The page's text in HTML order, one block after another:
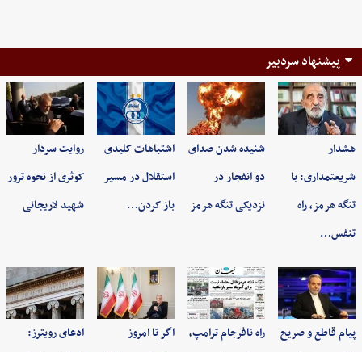
پیشنهاد سردبیر
هشدار
شریعتمداری: با
تنگه هرمز، راه
تنفس…
شنیده شدن صدای
دو انفجار در
نزدیکی تنگه هرمز
اشتباهات کلیدی
استقلال در مسیر
باز کردن…
روایت سردار
کوثری از نحوه ترور
شهید لاریجانی
پیام قاطع و صریح
راه نافرجام ترامپ،
اگر تا امروز
ادعای رویترز: